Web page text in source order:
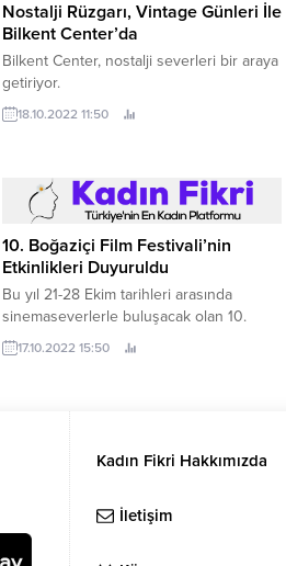
Nostalji Rüzgarı, Vintage Günleri İle
Bilkent Center’da
Bilkent Center, nostalji severleri bir araya
getiriyor.
18.10.2022 11:50
10. Boğaziçi Film Festivali’nin
Etkinlikleri Duyuruldu
Bu yıl 21-28 Ekim tarihleri arasında
sinemaseverlerle buluşacak olan 10.
17.10.2022 15:50
Kadın Fikri Hakkımızda
İletişim